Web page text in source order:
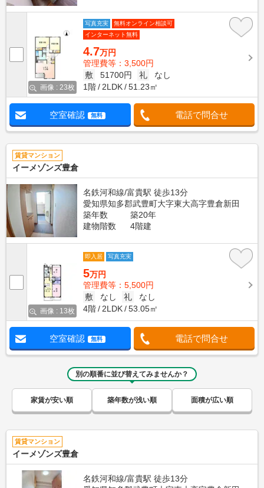
画像 : 23枚
写真充実
無料オンライン相談可
インターネット無料
4.7万円
管理費等：3,500円
敷
51700円 礼
なし
1階
2LDK 51.23㎡
空室確認 無料 電話で問合せ
賃貸マンション
イーメゾンズ豊倉
名鉄河和線/富貴駅 徒歩13分
愛知県知多郡武豊町大字東大高字豊倉新田
築年数
築20年
建物階数
4階建
画像 : 13枚
即入居 写真充実
5万円
管理費等：5,500円
敷
なし 礼
なし
4階
2LDK 53.05㎡
空室確認 無料 電話で問合せ
別の順番に並び替えてみませんか？
家賃が安い順 築年数が浅い順 面積が広い順
賃貸マンション
イーメゾンズ豊倉
名鉄河和線/富貴駅 徒歩13分